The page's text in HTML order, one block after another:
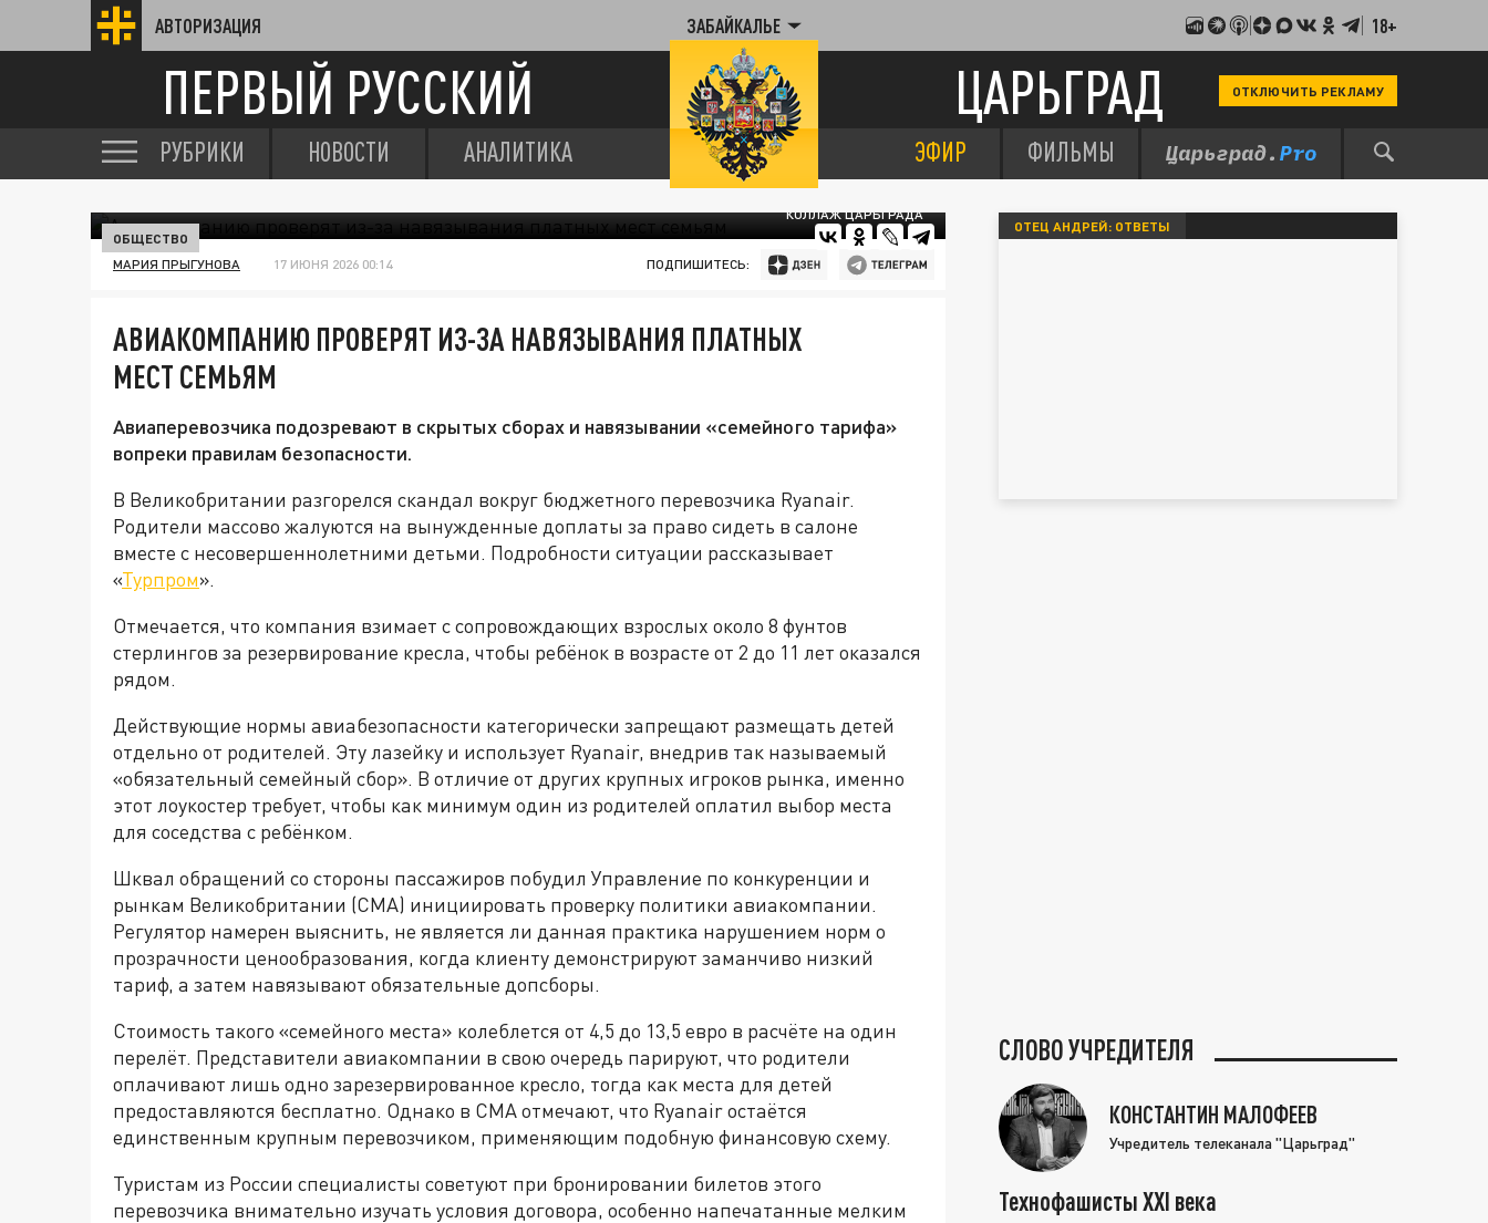
АВТОРИЗАЦИЯ ЗАБАЙКАЛЬЕ 18+
ПЕРВЫЙ РУССКИЙ ЦАРЬГРАД ОТКЛЮЧИТЬ РЕКЛАМУ
РУБРИКИ НОВОСТИ АНАЛИТИКА ЭФИР ФИЛЬМЫ
КОЛЛАЖ ЦАРЬГРАДА
ОБЩЕСТВО
МАРИЯ ПРЫГУНОВА 17 ИЮНЯ 2026 00:14 ПОДПИШИТЕСЬ:
АВИАКОМПАНИЮ ПРОВЕРЯТ ИЗ-ЗА НАВЯЗЫВАНИЯ ПЛАТНЫХ
МЕСТ СЕМЬЯМ
Авиаперевозчика подозревают в скрытых сборах и навязывании «семейного тарифа»
вопреки правилам безопасности.
В Великобритании разгорелся скандал вокруг бюджетного перевозчика Ryanair.
Родители массово жалуются на вынужденные доплаты за право сидеть в салоне
вместе с несовершеннолетними детьми. Подробности ситуации рассказывает
«Турпром».
Отмечается, что компания взимает с сопровождающих взрослых около 8 фунтов
стерлингов за резервирование кресла, чтобы ребёнок в возрасте от 2 до 11 лет оказался
рядом.
Действующие нормы авиабезопасности категорически запрещают размещать детей
отдельно от родителей. Эту лазейку и использует Ryanair, внедрив так называемый
«обязательный семейный сбор». В отличие от других крупных игроков рынка, именно
этот лоукостер требует, чтобы как минимум один из родителей оплатил выбор места
для соседства с ребёнком.
Шквал обращений со стороны пассажиров побудил Управление по конкуренции и
рынкам Великобритании (CMA) инициировать проверку политики авиакомпании.
Регулятор намерен выяснить, не является ли данная практика нарушением норм о
прозрачности ценообразования, когда клиенту демонстрируют заманчиво низкий
тариф, а затем навязывают обязательные допсборы.
Стоимость такого «семейного места» колеблется от 4,5 до 13,5 евро в расчёте на один
перелёт. Представители авиакомпании в свою очередь парируют, что родители
оплачивают лишь одно зарезервированное кресло, тогда как места для детей
предоставляются бесплатно. Однако в CMA отмечают, что Ryanair остаётся
единственным крупным перевозчиком, применяющим подобную финансовую схему.
Туристам из России специалисты советуют при бронировании билетов этого
перевозчика внимательно изучать условия договора, особенно напечатанные мелким
ОТЕЦ АНДРЕЙ: ОТВЕТЫ
СЛОВО УЧРЕДИТЕЛЯ
КОНСТАНТИН МАЛОФЕЕВ
Учредитель телеканала "Царьград"
Технофашисты XXI века